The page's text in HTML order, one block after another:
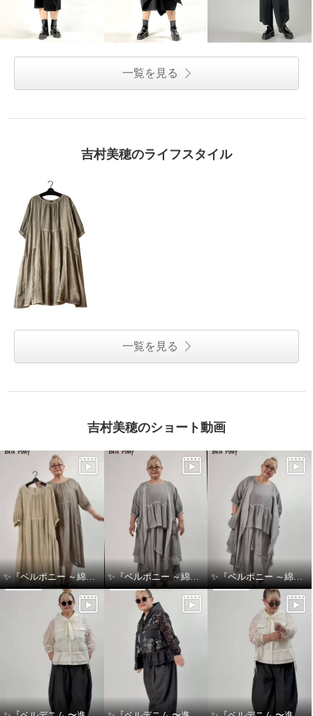
一覧を見る
吉村美穂のライフスタイル
一覧を見る
吉村美穂のショート動画
✨『ベルポニー ～綿麻製品染めシリーズ～』✨ ✨『ベルポニー ～綿麻製品染めシリーズ～』✨ ✨『ベルポニー ～綿麻製品染めシリーズ～』✨